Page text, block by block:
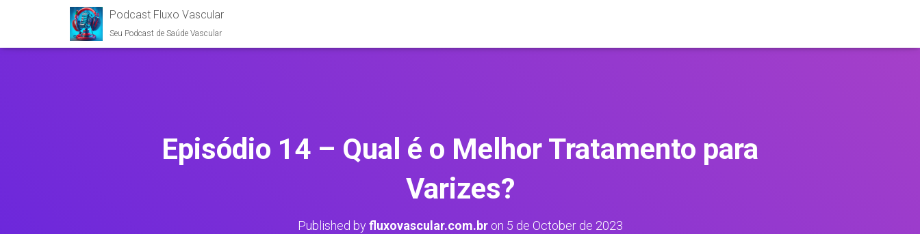
Podcast Fluxo Vascular
Seu Podcast de Saúde Vascular
Episódio 14 – Qual é o Melhor Tratamento para
Varizes?
Published byfluxovascular.com.bron 5 de October de 2023